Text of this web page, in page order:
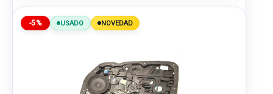
-5% USADO NOVEDAD